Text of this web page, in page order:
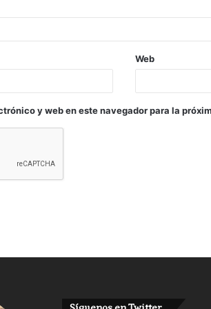
Web
y web en este navegador para la